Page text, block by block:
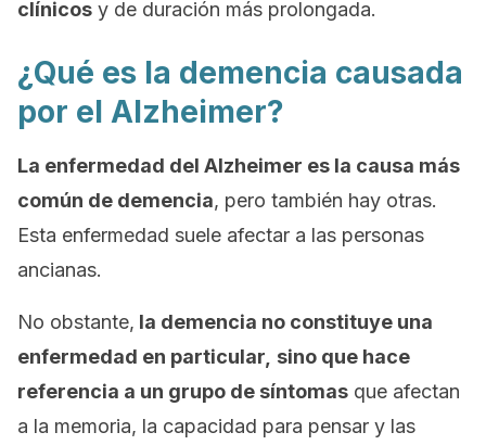
clínicos y de duración más prolongada.
¿Qué es la demencia causada
por el Alzheimer?
La enfermedad del Alzheimer es la causa más
común de demencia, pero también hay otras.
Esta enfermedad suele afectar a las personas
ancianas.
No obstante, la demencia no constituye una
enfermedad en particular, sino que hace
referencia a un grupo de síntomas que afectan
a la memoria, la capacidad para pensar y las